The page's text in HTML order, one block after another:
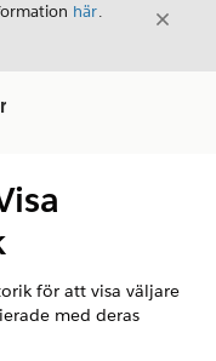
här.
Stäng
för att visa väljare
med deras